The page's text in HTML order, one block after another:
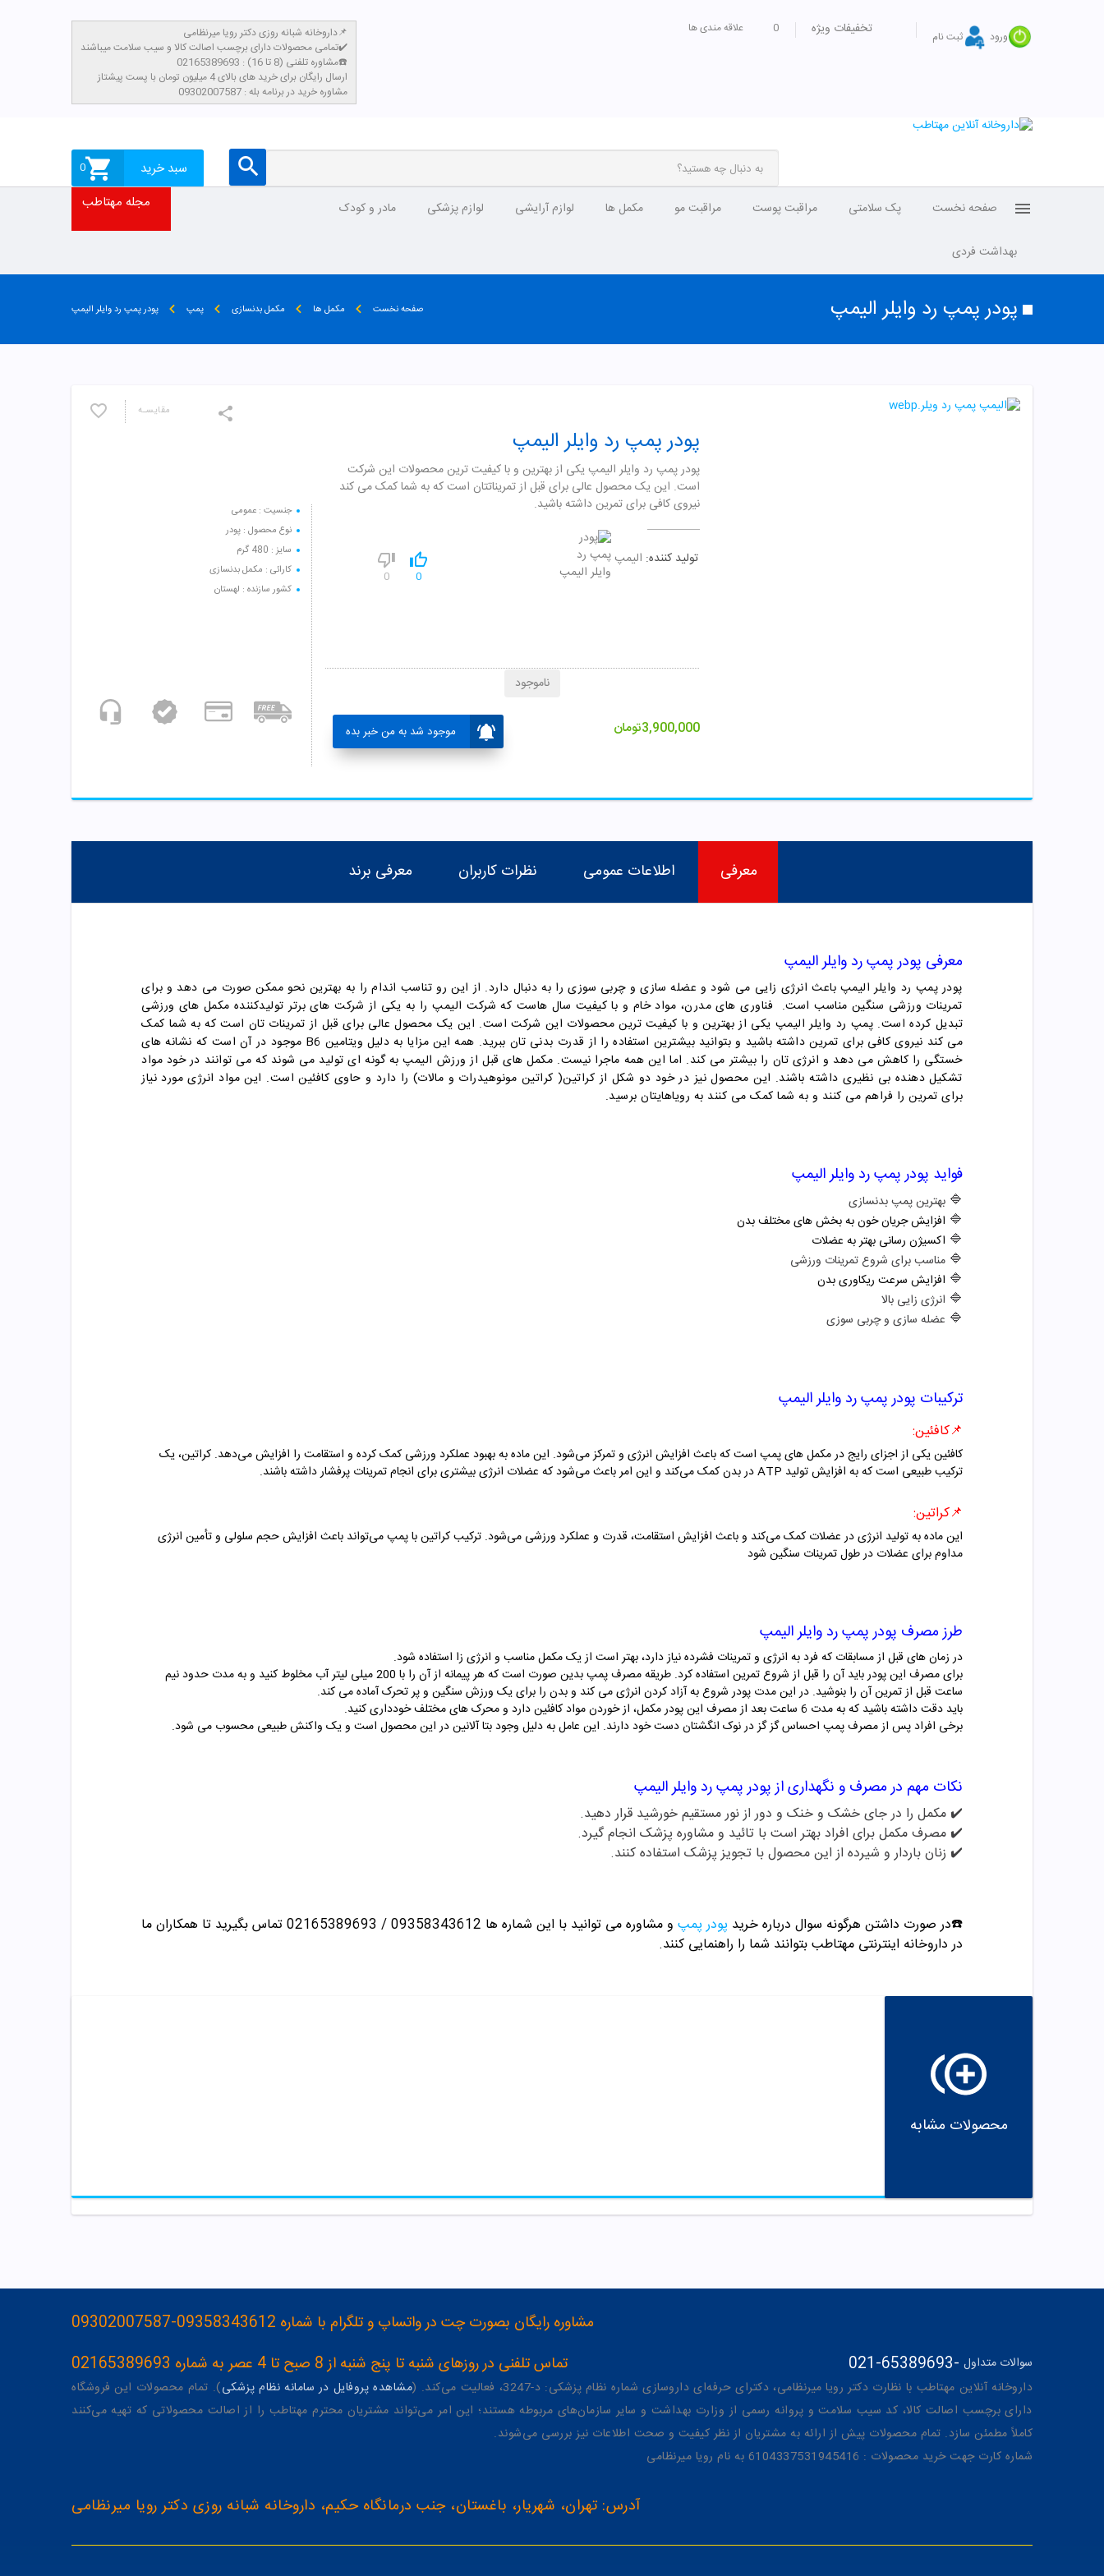
ورود ثبت نام تخفیفات ویژه 0 علاقه مندی ها
داروخانه شبانه روزی دکتر رویا میرنظامی📌
تمامی محصولات دارای برچسب اصالت کالا و سیب سلامت میباشند✔️
مشاوره تلفنی (8 تا 16) : 02165389693☎️
​ارسال رایگان برای خرید های بالای 4 میلیون تومان با پست پیشتاز
مشاوره خرید در برنامه بله : 09302007587
سبد خرید 0
صفحه نخست پک سلامتی مراقبت پوست مراقبت مو مکمل ها لوازم آرایشی لوازم پزشکی مادر و کودک
بهداشت فردی
مجله مهتاطب
پودر پمپ رد وایلر الیمپ صفحه نخست مکمل ها مکمل بدنسازی پمپ پودر پمپ رد وایلر الیمپ
مقایسـه
جنسیت : عمومی
نوع محصول : پودر
سایز : 480 گرم
کارائی : مکمل بدنسازی
کشور سازنده : لهستان
پودر پمپ رد وایلر الیمپ
پودر پمپ رد وایلر الیمپ یکی از بهترین و با کیفیت ترین محصولات این شرکت
است. این یک محصول عالی برای قبل از تمریناتتان است که به شما کمک می کند
نیروی کافی برای تمرین داشته باشید.
تولید کننده: الیمپ
0
0
3,900,000تومان موجود شد به من خبر بده
ناموجود
معرفی اطلاعات عمومی نظرات کاربران معرفی برند
معرفی پودر پمپ رد وایلر الیمپ
پودر پمپ رد وایلر الیمپ باعث انرژی زایی می شود و عضله سازی و چربی سوزی را به دنبال دارد. از این رو تناسب اندام را به بهترین نحو ممکن صورت می دهد و برای
تمرینات ورزشی سنگین مناسب است. فناوری های مدرن، مواد خام و با کیفیت سال هاست که شرکت الیمپ را به یکی از شرکت های برتر تولیدکننده مکمل های ورزشی
تبدیل کرده است. پمپ رد وایلر الیمپ یکی از بهترین و با کیفیت ترین محصولات این شرکت است. این یک محصول عالی برای قبل از تمرینات تان است که به شما کمک
می کند نیروی کافی برای تمرین داشته باشید و بتوانید بیشترین استفاده را از قدرت بدنی تان ببرید. همه این مزایا به دلیل ویتامین B6 موجود در آن است که نشانه های
خستگی را کاهش می دهد و انرژی تان را بیشتر می کند. اما این همه ماجرا نیست. مکمل های قبل از ورزش الیمپ به گونه ای تولید می شوند که می توانند در خود مواد
تشکیل دهنده بی نظیری داشته باشند. این محصول نیز در خود دو شکل از کراتین( کراتین مونوهیدرات و مالات) را دارد و حاوی کافئین است. این مواد انرژی مورد نیاز
برای تمرین را فراهم می کنند و به شما کمک می کنند به رویاهایتان برسید.
فواید پودر پمپ رد وایلر الیمپ
🔷 بهترین پمپ بدنسازی
🔷 افزایش جریان خون به بخش های مختلف بدن
🔷 اکسیژن رسانی بهتر به عضلات
🔷 مناسب برای شروع تمرینات ورزشی
🔷 افزایش سرعت ریکاوری بدن
🔷 انرژی زایی بالا
🔷 عضله سازی و چربی سوزی
ترکیبات پودر پمپ رد وایلر الیمپ
📌کافئین:
کافئین یکی از اجزای رایج در مکمل‌ های پمپ است که باعث افزایش انرژی و تمرکز می‌شود. این ماده به بهبود عملکرد ورزشی کمک کرده و استقامت را افزایش می‌دهد. کراتین، یک
ترکیب طبیعی است که به افزایش تولید ATP در بدن کمک می‌کند و این امر باعث می‌شود که عضلات انرژی بیشتری برای انجام تمرینات پرفشار داشته باشند.
📌کراتین:
این ماده به تولید انرژی درعضلات کمک می‌کند و باعث افزایش استقامت، قدرت و عملکرد ورزشی می‌شود. ترکیب کراتین با پمپ می‌تواند باعث افزایش حجم سلولی و تأمین انرژی
مداوم برای عضلات در طول تمرینات سنگین شود
طرز مصرف پودر پمپ رد وایلر الیمپ
در زمان های قبل از مسابقات که فرد به انرژی و تمرینات فشرده نیاز دارد، بهتر است از یک مکمل مناسب و انرژی زا استفاده شود.
برای مصرف این پودر باید آن را قبل از شروع تمرین استفاده کرد. طریقه مصرف پمپ بدین صورت است که هر پیمانه از آن را با 200 میلی لیتر آب مخلوط کنید و به مدت حدود نیم
ساعت قبل از تمرین آن را بنوشید. در این مدت پودر شروع به آزاد کردن انرژی می کند و بدن را برای یک ورزش سنگین و پر تحرک آماده می کند.
باید دقت داشته باشید که به مدت 6 ساعت بعد از مصرف این پودر مکمل، از خوردن مواد کافئین دارد و محرک های مختلف خودداری کنید.
برخی افراد پس از مصرفپمپ احساس گز گز در نوک انگشتان دست خود دارند. این عامل به دلیل وجود بتا آلانین در این محصول است و یک واکنش طبیعی محسوب می شود.
نکات مهم در مصرف و نگهداری ازپودر پمپ رد وایلر الیمپ
✔️ مکمل را در جای خشک و خنک و دور از نور مستقیم خورشید قرار دهید.
✔️مصرف مکمل برای افراد بهتر است با تائید و مشاوره پزشک انجام گیرد.
✔️ زنان باردار و شیرده از این محصول با تجویز پزشک استفاده کنند.
☎️در صورت داشتن هرگونه سوال درباره خرید پودر پمپ و مشاوره می توانید با این شماره ها 09358343612 / 02165389693
تماس بگیرید تا همکاران ما
در داروخانه اینترنتی مهتاطب بتوانند شما را راهنمایی کنند.
محصولات مشابه
مشاوره رایگان بصورت چت در واتساپ و تلگرام با شماره 09358343612-09302007587
تماس تلفنی در روزهای شنبه تا پنج شنبه از 8 صبح تا 4 عصر به شماره 02165389693
021-65389693 سوالات متداول -
داروخانه آنلاین مهتاطب با نظارت دکتر رویا میرنظامی، دکترای حرفه‌ای داروسازی شماره نظام پزشکی: د-3247، فعالیت می‌کند. ( مشاهده پروفایل در سامانه نظام پزشکی). تمام محصولات این فروشگاه
دارای برچسب اصالت کالا، کد سیب سلامت و پروانه رسمی از وزارت بهداشت و سایر سازمان‌های مربوطه هستند؛ این امر می‌تواند مشتریان محترم مهتاطب را از اصالت محصولاتی که تهیه می‌کنند
کاملاً مطمئن سازد. تمام محصولات پیش از ارائه به مشتریان از نظر کیفیت و صحت اطلاعات نیز بررسی می‌شوند.
شماره کارت جهت خرید محصولات : 6104337531945416 به نام رویا میرنظامی
آدرس: تهران، شهریار، باغستان، جنب درمانگاه حکیم، داروخانه شبانه روزی دکتر رویا میرنظامی